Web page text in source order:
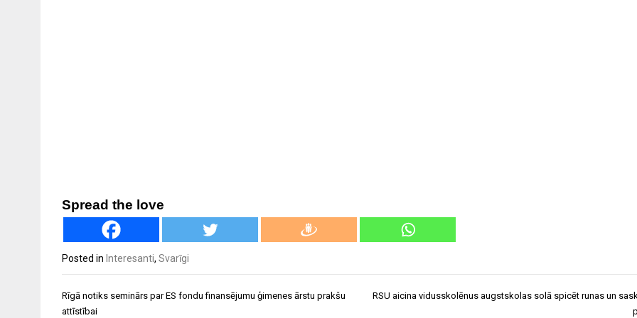
Spread the love
Posted in Interesanti, Svarīgi
Ziņu
izvēlne
Rīgā notiks seminārs par ES fondu finansējumu ģimenes ārstu prakšu
attīstībai
RSU aicina vidusskolēnus augstskolas solā spicēt runas un